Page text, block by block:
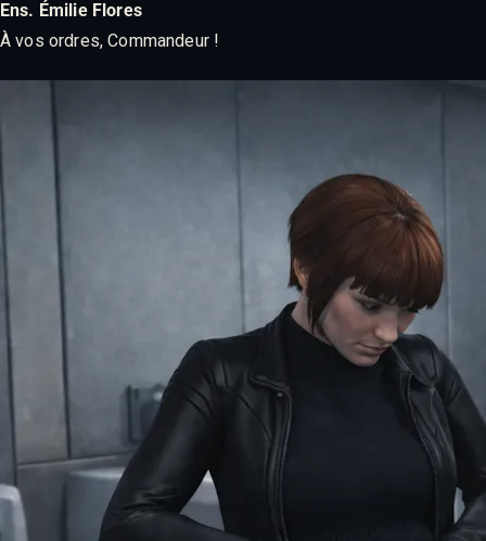
Ens. Émilie Flores
À vos ordres, Commandeur !